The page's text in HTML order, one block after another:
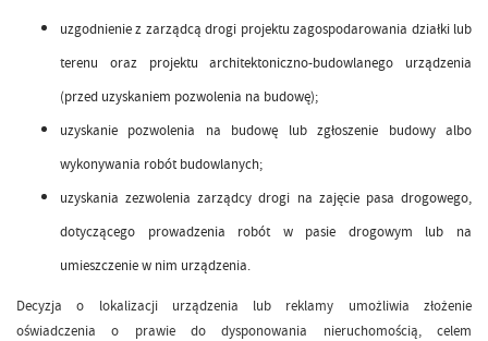
uzgodnienie z zarządcą drogi projektu zagospodarowania działki lub
terenu oraz projektu architektoniczno-budowlanego urządzenia
(przed uzyskaniem pozwolenia na budowę);
uzyskanie pozwolenia na budowę lub zgłoszenie budowy albo
wykonywania robót budowlanych;
uzyskania zezwolenia zarządcy drogi na zajęcie pasa drogowego,
dotyczącego prowadzenia robót w pasie drogowym lub na
umieszczenie w nim urządzenia.
Decyzja o lokalizacji urządzenia lub reklamy umożliwia złożenie
oświadczenia o prawie do dysponowania nieruchomością, celem